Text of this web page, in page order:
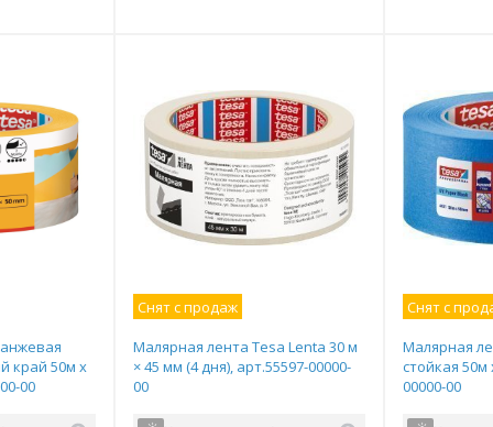
край 50м х
00
Снят с продаж
Малярная лента Tesa Lenta 30 м
× 45 мм (4 дня), арт.55597-00000-
00
Снят с
Малярная
стойкая 50м
00000-00